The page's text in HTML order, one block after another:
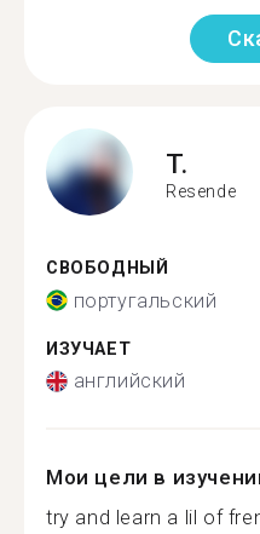
T.
Resende
СВОБОДНЫЙ
португальский
ИЗУЧАЕТ
английский
Мои цели в
try and learn a lil of